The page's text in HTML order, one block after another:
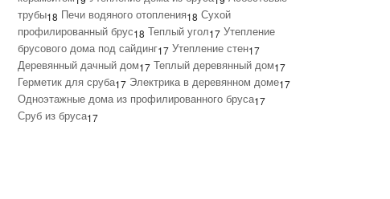
трубы18 Печи водяного отопления18 Сухой
профилированный брус18 Теплый угол17 Утепление
брусового дома под сайдинг17 Утепление стен17
Деревянный дачный дом17 Теплый деревянный дом17
Герметик для сруба17 Электрика в деревянном доме17
Одноэтажные дома из профилированного бруса17
Сруб из бруса17